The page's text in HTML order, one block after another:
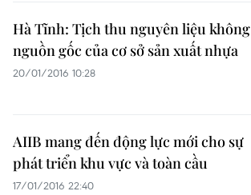
Hà Tĩnh: Tịch thu nguyên liệu không
nguồn gốc của cơ sở sản xuất nhựa
20/01/2016 10:28
AIIB mang đến động lực mới cho sự
phát triển khu vực và toàn cầu
17/01/2016 22:40